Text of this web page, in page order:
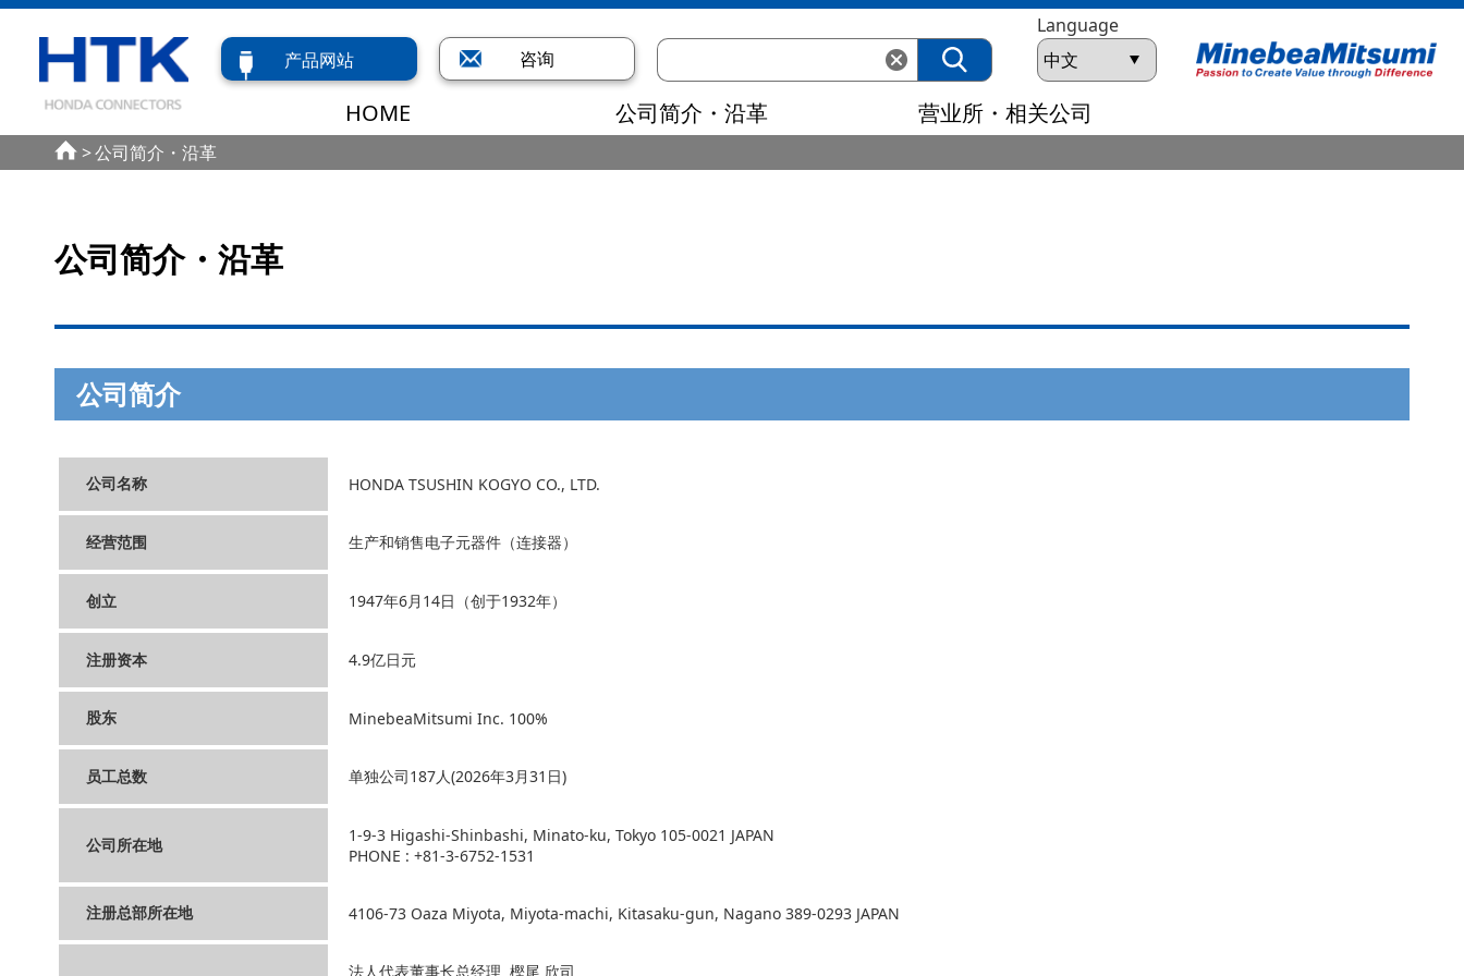
产品网站 咨询
Language
HOME 公司简介・沿革 营业所・相关公司
公司简介・沿革
公司简介・沿革
公司简介
公司名称 HONDA TSUSHIN KOGYO CO., LTD.
经营范围 生产和销售电子元器件（连接器）
创立 1947年6月14日（创于1932年）
注册资本 4.9亿日元
股东 MinebeaMitsumi Inc. 100%
员工总数 单独公司187人(2026年3月31日)
公司所在地
1-9-3 Higashi-Shinbashi, Minato-ku, Tokyo 105-0021 JAPAN
PHONE : +81-3-6752-1531
注册总部所在地 4106-73 Oaza Miyota, Miyota-machi, Kitasaku-gun, Nagano 389-0293 JAPAN
法人代表董事长总经理 樫尾 欣司